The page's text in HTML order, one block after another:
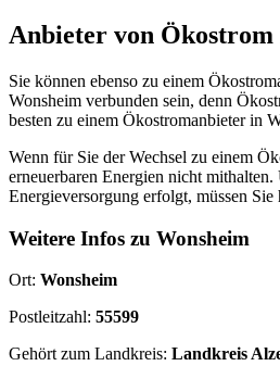
Anbieter von Ökostrom
Sie können ebenso zu einem
Wonsheim verbunden sein, denn
besten zu einem Ökostromanbieter in
Wenn für Sie der Wechsel zu einem
erneuerbaren Energien nicht
Energieversorgung erfolgt, müssen
Weitere Infos zu Wonsheim
Ort: Wonsheim
Postleitzahl: 55599
Gehört zum Landkreis: Landkreis